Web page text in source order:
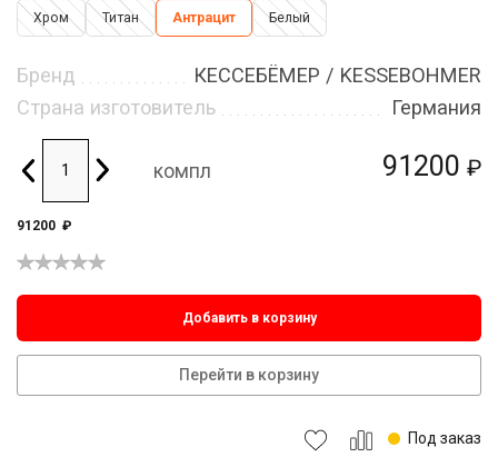
91200 ₽
Хром Титан Антрацит Белый
Бренд
КЕССЕБЁМЕР / KESSEBOHMER
Страна изготовитель
Германия
компл
91200 ₽
Добавить в корзину
Перейти в корзину
Под заказ